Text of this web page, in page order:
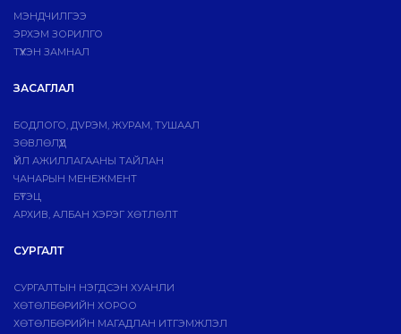
МЭНДЧИЛГЭЭ
ЭРХЭМ ЗОРИЛГО
ТҮҮХЭН ЗАМНАЛ
ЗАСАГЛАЛ
БОДЛОГО, ДVРЭМ, ЖУРАМ, ТУШААЛ
ЗӨВЛӨЛҮҮД
ҮЙЛ АЖИЛЛАГААНЫ ТАЙЛАН
ЧАНАРЫН МЕНЕЖМЕНТ
БҮТЭЦ
АРХИВ, АЛБАН ХЭРЭГ ХӨТЛӨЛТ
СУРГАЛТ
СУРГАЛТЫН НЭГДСЭН ХУАНЛИ
ХӨТӨЛБӨРИЙН ХОРОО
ХӨТӨЛБӨРИЙН МАГАДЛАН ИТГЭМЖЛЭЛ